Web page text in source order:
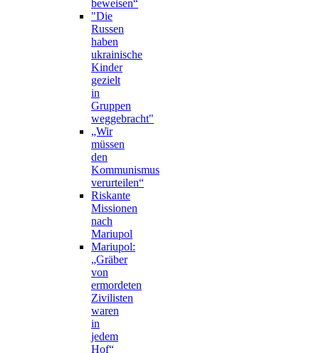
beweisen“
"Die
Russen
haben
ukrainische
Kinder
gezielt
in
Gruppen
weggebracht"
„Wir
müssen
den
Kommunismus
verurteilen“
Riskante
Missionen
nach
Mariupol
Mariupol:
„Gräber
von
ermordeten
Zivilisten
waren
in
jedem
Hof“